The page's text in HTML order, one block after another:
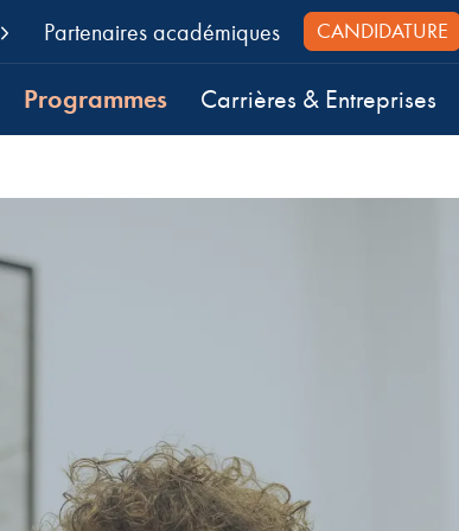
Partenaires académiques CANDIDATURE
Programmes Carrières & Entreprises